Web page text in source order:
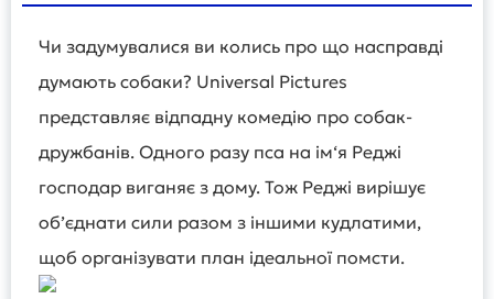
Чи задумувалися ви колись про що насправді
думають собаки? Universal Pictures
представляє відпадну комедію про собак-
дружбанів. Одного разу пса на ім‘я Реджі
господар виганяє з дому. Тож Реджі вирішує
об’єднати сили разом з іншими кудлатими,
щоб організувати план ідеальної помсти.